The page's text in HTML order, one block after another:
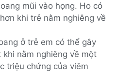
mũi vào họng. Ho có
khi trẻ nằm nghiêng về
ở trẻ em có thể gây
nằm nghiêng về một
triệu chứng của viêm